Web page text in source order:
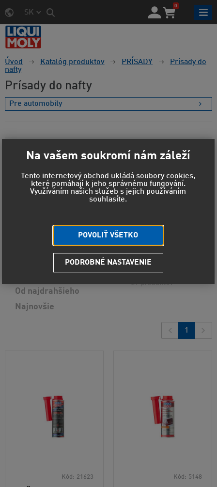
SK
0
Úvod Katalóg produktov PRÍSADY
Prísady do
nafty
Prísady do nafty
Pre automobily
Cena a štítky
Materiál obalu
Objem
Predvolené radenie
Od najdrahšieho
Najnovšie
27produktov
1
Kód: 21623 Kód: 5148
Na vašem soukromí nám záleží
Tento internetový obchod ukládá soubory cookies,
které pomáhají k jeho správnému fungování.
Využíváním našich služeb s jejich používáním
souhlasíte.
POVOLIŤ VŠETKO
PODROBNÉ NASTAVENIE